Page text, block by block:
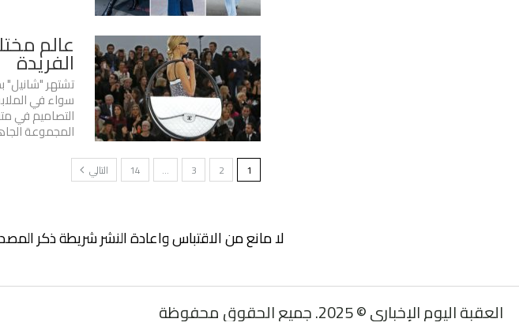
عالم
الفريدة
تشتهر "شانيل"
سواء في
التصاميم في
المجموعة
1
2
3
…
14 التالي
لا مانع من الاقتباس واعادة النشر شريطة ذكر
العقبة اليوم الإخباري © 2025. جميع الحقوق محفوظة